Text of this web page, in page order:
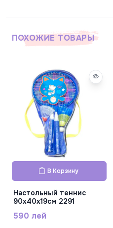
ПОХОЖИЕ ТОВАРЫ
В Корзину
Настольный теннис
90x40x19см 2291
590 лей